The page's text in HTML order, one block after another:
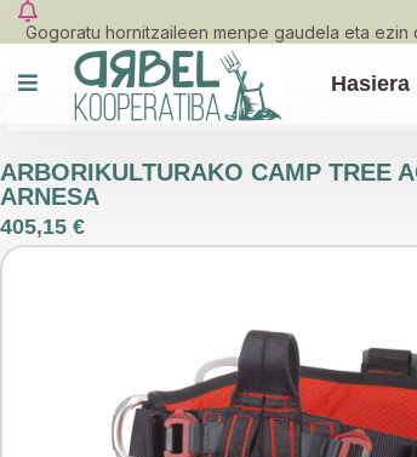
Gogoratu hornitzaileen menpe gaudela eta
Hasiera
ARBORIKULTURAKO CAMP TREE
ARNESA
405,15 €